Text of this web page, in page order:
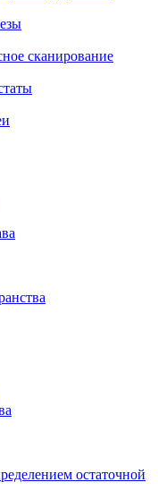
сканирование
остаточной